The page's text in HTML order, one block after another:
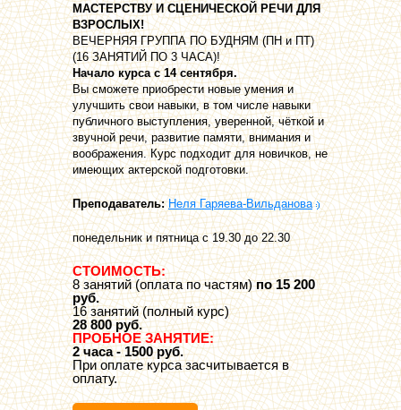
МАСТЕРСТВУ И СЦЕНИЧЕСКОЙ РЕЧИ ДЛЯ
ВЗРОСЛЫХ!
ВЕЧЕРНЯЯ ГРУППА ПО БУДНЯМ (ПН и ПТ)
(16 ЗАНЯТИЙ ПО 3 ЧАСА)!
Начало курса с 14 сентября.
Вы сможете приобрести новые умения и
улучшить свои навыки, в том числе навыки
публичного выступления, уверенной, чёткой и
звучной речи, развитие памяти, внимания и
воображения. Курс подходит для новичков, не
имеющих актерской подготовки.
Преподаватель: Неля Гаряева-Вильданова
понедельник и пятница с 19.30 до 22.30
СТОИМОСТЬ:
8 занятий (оплата по частям)по 15 200
руб.
16 занятий (полный курс)
28 800 руб.
ПРОБНОЕ ЗАНЯТИЕ:
2 часа - 1500 руб.
При оплате курса засчитывается в
оплату.